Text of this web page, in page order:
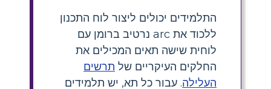
התלמידים יכולים ליצור לוח התכנון
ללכוד את arc נרטיב ברומן עם
לוחית שישה תאים המכילים את
החלקים העיקריים של תרשים
העלילה. עבור כל תא, יש תלמידים